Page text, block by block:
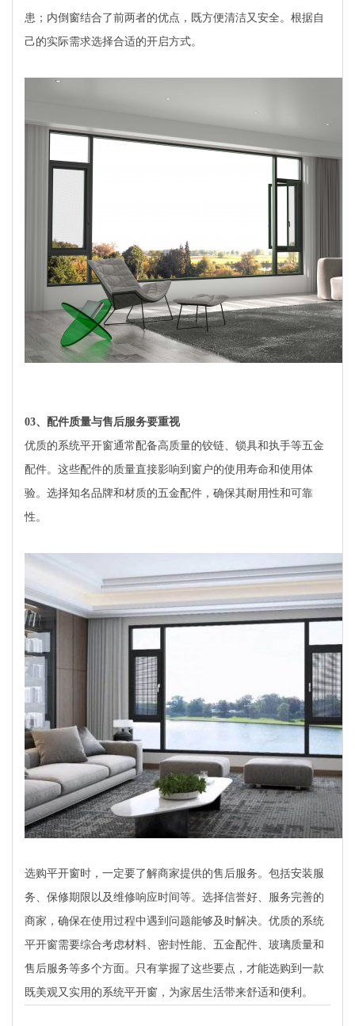
患；内倒窗结合了前两者的优点，既方便清洁又安全。根据自
己的实际需求选择合适的开启方式。
03、配件质量与售后服务要重视
优质的系统平开窗通常配备高质量的铰链、锁具和执手等五金
配件。这些配件的质量直接影响到窗户的使用寿命和使用体
验。选择知名品牌和材质的五金配件，确保其耐用性和可靠
性。
选购平开窗时，一定要了解商家提供的售后服务。包括安装服
务、保修期限以及维修响应时间等。选择信誉好、服务完善的
商家，确保在使用过程中遇到问题能够及时解决。优质的系统
平开窗需要综合考虑材料、密封性能、五金配件、玻璃质量和
售后服务等多个方面。只有掌握了这些要点，才能选购到一款
既美观又实用的系统平开窗，为家居生活带来舒适和便利。